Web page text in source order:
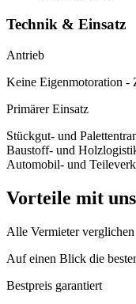
Technik & Einsatz
Antrieb
Keine Eigenmotoration -
Primärer Einsatz
Stückgut- und
Baustoff- und
Automobil- und
Vorteile mit uns
Alle Vermieter verglichen
Auf einen Blick die
Bestpreis garantiert